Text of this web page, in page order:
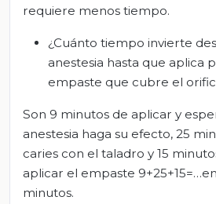
requiere menos tiempo.
¿Cuánto tiempo invierte
anestesia hasta que aplica
empaste que cubre el
Son 9 minutos de aplicar y
anestesia haga su efecto, 25
caries con el taladro y 15
aplicar el empaste
minutos.